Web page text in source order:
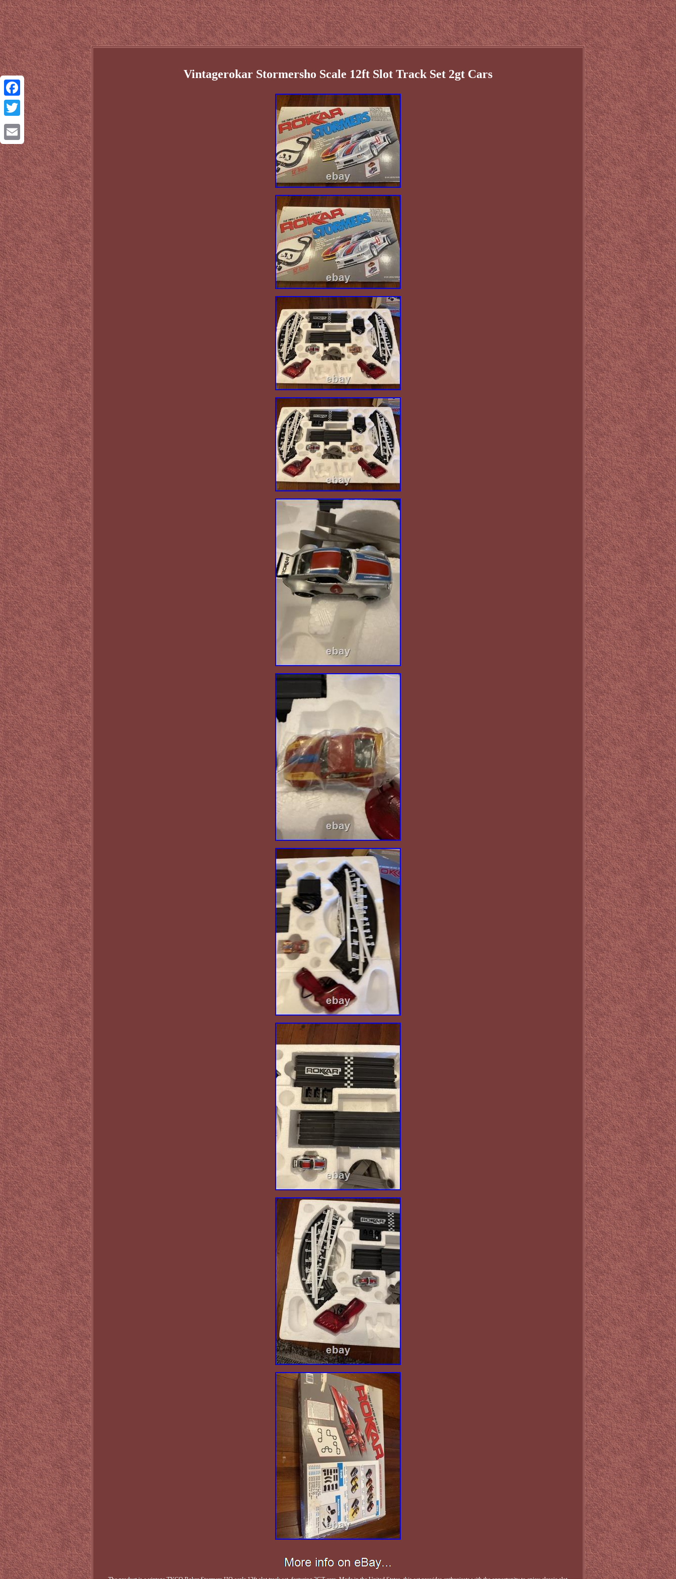
Facebook
Twitter
Email
Vintagerokar Stormersho Scale 12ft Slot Track Set 2gt Cars